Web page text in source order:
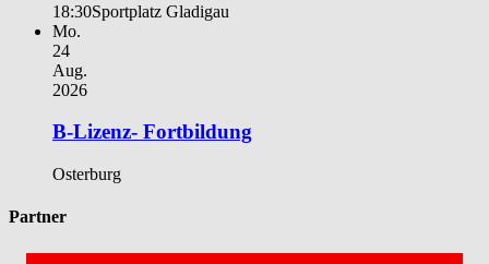
18:30Sportplatz Gladigau
Mo.
24
Aug.
2026
B-Lizenz- Fortbildung
Osterburg
Partner